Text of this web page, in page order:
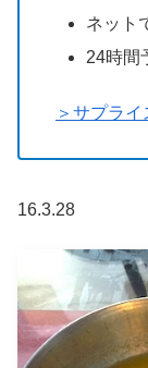
ネット
24時間
＞サプラ
16.3.28